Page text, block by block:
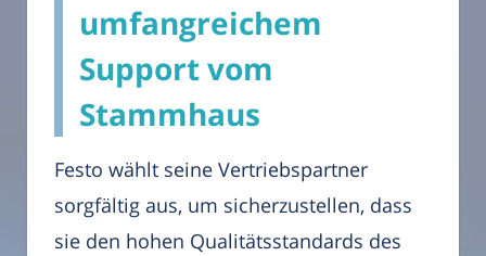
umfangreichem
Support vom
Stammhaus
Festo wählt seine Vertriebspartner
sorgfältig aus, um sicherzustellen, dass
sie den hohen Qualitätsstandards des